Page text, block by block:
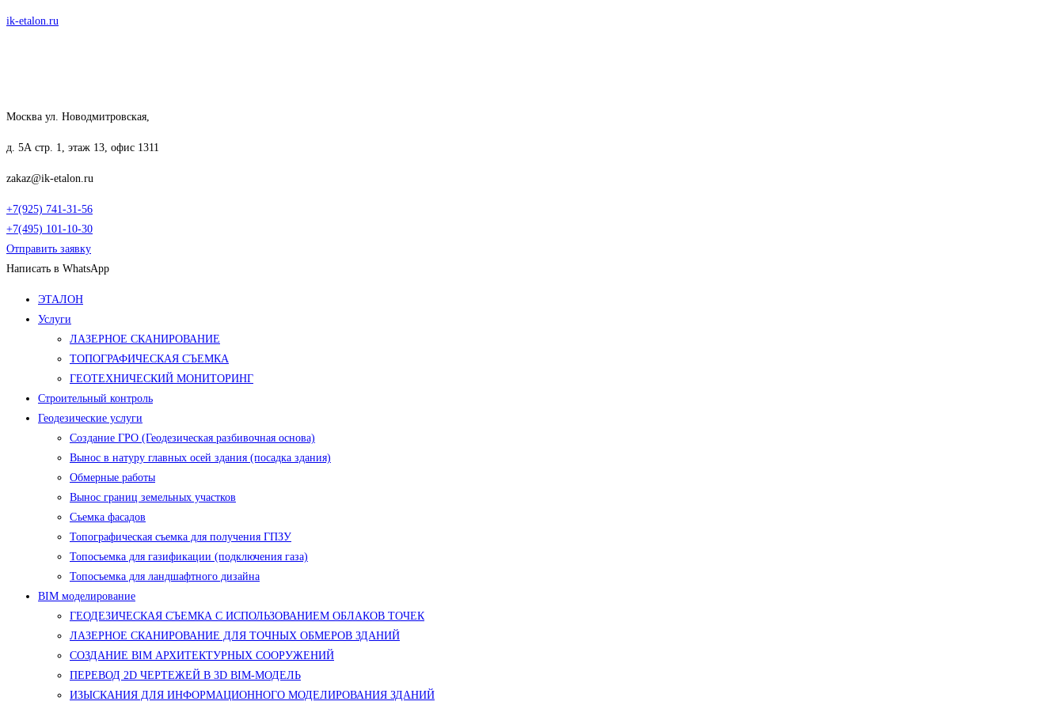
Перейти
ik-etalon.ru
Москва ул. Новодмитровская,
д. 5А стр. 1, этаж 13, офис 1311
zakaz@ik-etalon.ru
+7(925) 741-31-56
+7(495) 101-10-30
Отправить заявку
Написать в WhatsApp
Меню
ЭТАЛОН
Услуги
ЛАЗЕРНОЕ СКАНИРОВАНИЕ
ТОПОГРАФИЧЕСКАЯ СЪЕМКА
ГЕОТЕХНИЧЕСКИЙ МОНИТОРИНГ
Строительный контроль
Геодезические услуги
Создание ГРО (Геодезическая разбивочная основа)
Вынос в натуру главных осей здания (посадка здания)
Обмерные работы
Вынос границ земельных участков
Съемка фасадов
Топографическая съемка для получения ГПЗУ
Топосъемка для газификации (подключения газа)
Топосъемка для ландшафтного дизайна
BIM моделирование
ГЕОДЕЗИЧЕСКАЯ СЪЕМКА С ИСПОЛЬЗОВАНИЕМ ОБЛАКОВ ТОЧЕК
ЛАЗЕРНОЕ СКАНИРОВАНИЕ ДЛЯ ТОЧНЫХ ОБМЕРОВ ЗДАНИЙ
СОЗДАНИЕ BIM АРХИТЕКТУРНЫХ СООРУЖЕНИЙ
ПЕРЕВОД 2D ЧЕРТЕЖЕЙ В 3D BIM-МОДЕЛЬ
ИЗЫСКАНИЯ ДЛЯ ИНФОРМАЦИОННОГО МОДЕЛИРОВАНИЯ ЗДАНИЙ